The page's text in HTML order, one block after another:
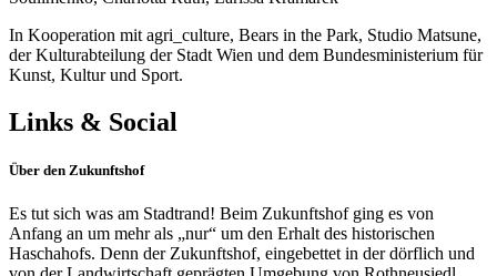
In Kooperation mit agri_culture, Bears in the Park, Studio Matsune,
der Kulturabteilung der Stadt Wien und dem Bundesministerium für
Kunst, Kultur und Sport.
Links & Social
Über den Zukunftshof
Es tut sich was am Stadtrand! Beim Zukunftshof ging es von
Anfang an um mehr als „nur“ um den Erhalt des historischen
Haschahofs. Denn der Zukunftshof, eingebettet in der dörflich und